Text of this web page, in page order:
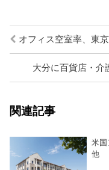
オフィス空室率、東
大分に百貨店・介
関連記事
米国
他